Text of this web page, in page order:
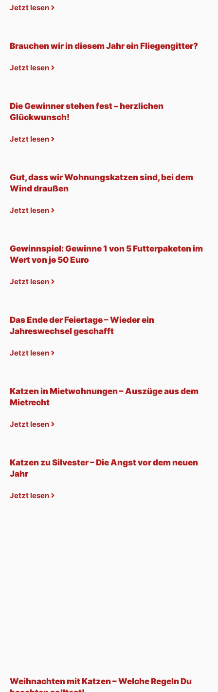
Jetzt lesen
Brauchen wir in diesem Jahr ein Fliegengitter?
Jetzt lesen
Die Gewinner stehen fest – herzlichen
Glückwunsch!
Jetzt lesen
Gut, dass wir Wohnungskatzen sind, bei dem
Wind draußen
Jetzt lesen
Gewinnspiel: Gewinne 1 von 5 Futterpaketen im
Wert von je 50 Euro
Jetzt lesen
Das Ende der Feiertage – Wieder ein
Jahreswechsel geschafft
Jetzt lesen
Katzen in Mietwohnungen – Auszüge aus dem
Mietrecht
Jetzt lesen
Katzen zu Silvester – Die Angst vor dem neuen
Jahr
Jetzt lesen
Weihnachten mit Katzen – Welche Regeln Du